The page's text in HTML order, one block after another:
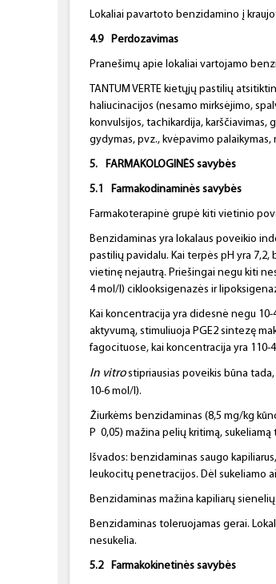
Lokaliai pavartoto benzidamino į
4.9 Perdozavimas
Pranešimų apie lokaliai vartojamo
TANTUM VERTE kietųjų pastilių
haliucinacijos (nesamo mirksėjimo,
konvulsijos, tachikardija, karščiavimas,
gydymas, pvz., kvėpavimo
5. FARMAKOLOGINĖS savybės
5.1 Farmakodinaminės savybės
Farmakoterapinė grupė kiti vietinio
Benzidaminas yra lokalaus poveikio
pastilių pavidalu. Kai terpės pH yra
vietinę nejautrą. Priešingai negu kiti
4 mol/l) ciklooksigenazės ir
Kai koncentracija yra didesnė negu
aktyvumą, stimuliuoja PGE2 sintezę
fagocituose, kai koncentracija yra
In vitrostipriausias poveikis būna
10-6 mol/l).
Žiurkėms benzidaminas (8,5 mg/kg
P 0,05) mažina pelių kritimą,
Išvados: benzidaminas saugo
leukocitų penetracijos. Dėl sukeliamo
Benzidaminas mažina kapiliarų
Benzidaminas toleruojamas gerai.
nesukelia.
5.2 Farmakokinetinės savybės